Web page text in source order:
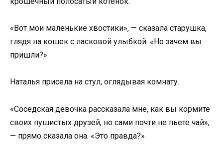
«Вот мои маленькие хвостики», — сказала старушка,
глядя на кошек с ласковой улыбкой. «Но зачем вы
пришли?»
Наталья присела на стул, оглядывая комнату.
«Соседская девочка рассказала мне, как вы кормите
своих пушистых друзей, но сами почти не пьете чай»,
— прямо сказала она. «Это правда?»